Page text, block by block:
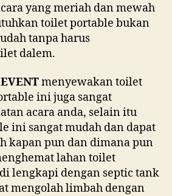
yang meriah dan mewah
toilet portable bukan
tanpa harus
dalem.
EVENTmenyewakan toilet
ini juga sangat
acara anda, selain itu
ini sangat mudah dan dapat
kapan pun dan dimana pun
lahan toilet
lengkapi dengan septic tank
mengolah limbah dengan